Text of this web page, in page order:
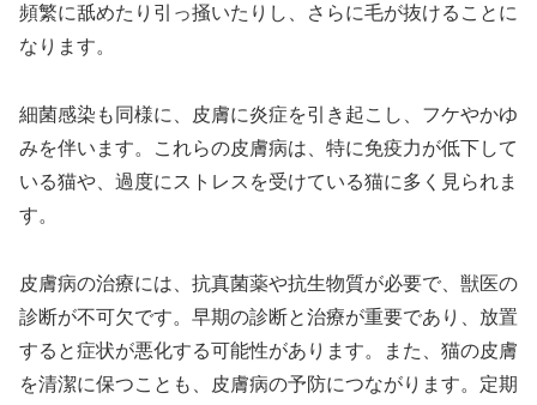
頻繁に舐めたり引っ掻いたりし、さらに毛が抜けることに
なります。
細菌感染も同様に、皮膚に炎症を引き起こし、フケやかゆ
みを伴います。これらの皮膚病は、特に免疫力が低下して
いる猫や、過度にストレスを受けている猫に多く見られま
す。
皮膚病の治療には、抗真菌薬や抗生物質が必要で、獣医の
診断が不可欠です。早期の診断と治療が重要であり、放置
すると症状が悪化する可能性があります。また、猫の皮膚
を清潔に保つことも、皮膚病の予防につながります。定期